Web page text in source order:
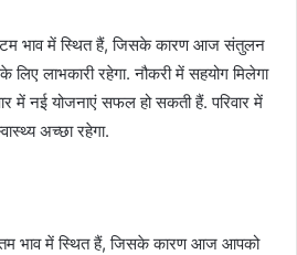
भाव में स्थित हैं, जिसके कारण आज संतुलन
लाभकारी रहेगा. नौकरी में सहयोग मिलेगा
में नई योजनाएं सफल हो सकती हैं. परिवार में
अच्छा रहेगा.
भाव में स्थित हैं, जिसके कारण आज आपको